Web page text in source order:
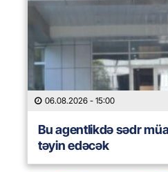
06.08.2026 - 15:00
Bu agentlikdə sədr
təyin edəcək